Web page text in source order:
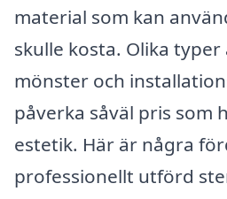
material som kan
skulle kosta. Olika typer
mönster och
påverka såväl pris som
estetik. Här är några
professionellt utförd